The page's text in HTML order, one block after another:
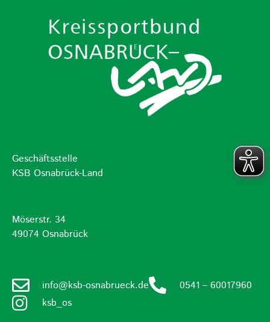
Geschäftsstelle
KSB Osnabrück-Land
Möserstr. 34
49074 Osnabrück
info@ksb-osnabrueck.de
0541 – 60017960
ksb_os